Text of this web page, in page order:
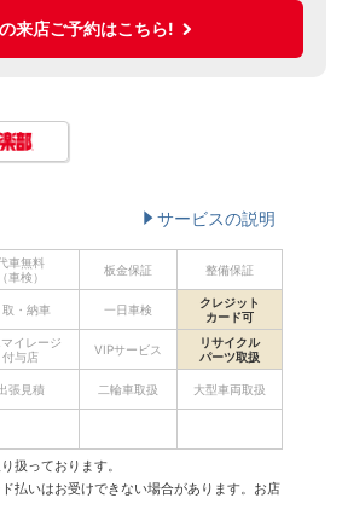
来店ご予約はこちら!
サービスの説明
車無料
（車検）
板金保証 整備保証
取・納車 一日車検
クレジット
カード可
イレージ
付与店
VIPサービス
リサイクル
パーツ取扱
張見積 二輪車取扱 大型車両取扱
扱っております。
払いはお受けできない場合があります。お店